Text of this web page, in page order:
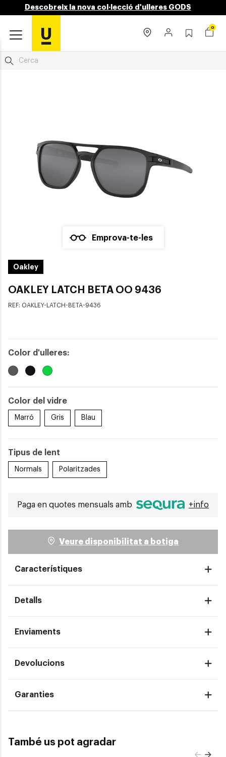
Descobreix la nova col·lecció d'ulleres GODS
0
Emprova-te-les
Oakley
OAKLEY LATCH BETA OO 9436
REF: OAKLEY-LATCH-BETA-9436
Color d'ulleres:
Color del vidre
Marró Gris Blau
Tipus de lent
Normals Polaritzades
Paga en quotes mensuals amb +info
Veure disponibilitat a botiga
Característiques
Detalls
Enviaments
Devolucions
Garanties
També us pot agradar